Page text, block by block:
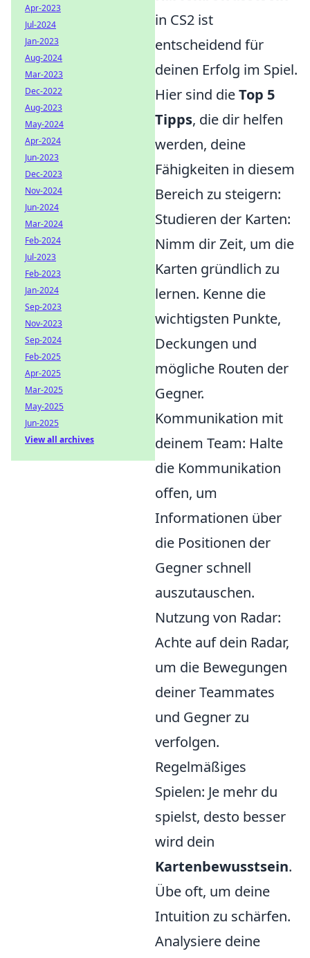
in CS2 ist
entscheidend für
deinen Erfolg im Spiel.
Hier sind dieTop 5
Tipps, die dir helfen
werden, deine
Fähigkeiten in diesem
Bereich zu steigern:
Studieren der Karten:
Nimm dir Zeit, um die
Karten gründlich zu
lernen. Kenne die
wichtigsten Punkte,
Deckungen und
mögliche Routen der
Gegner.
Kommunikation mit
deinem Team: Halte
die Kommunikation
offen, um
Informationen über
die Positionen der
Gegner schnell
auszutauschen.
Nutzung von Radar:
Achte auf dein Radar,
um die Bewegungen
deiner Teammates
und Gegner zu
verfolgen.
Regelmäßiges
Spielen: Je mehr du
spielst, desto besser
wird dein
Kartenbewusstsein.
Übe oft, um deine
Intuition zu schärfen.
Analysiere deine
Apr-2023
Jul-2024
Jan-2023
Aug-2024
Mar-2023
Dec-2022
Aug-2023
May-2024
Apr-2024
Jun-2023
Dec-2023
Nov-2024
Jun-2024
Mar-2024
Feb-2024
Jul-2023
Feb-2023
Jan-2024
Sep-2023
Nov-2023
Sep-2024
Feb-2025
Apr-2025
Mar-2025
May-2025
Jun-2025
View all archives